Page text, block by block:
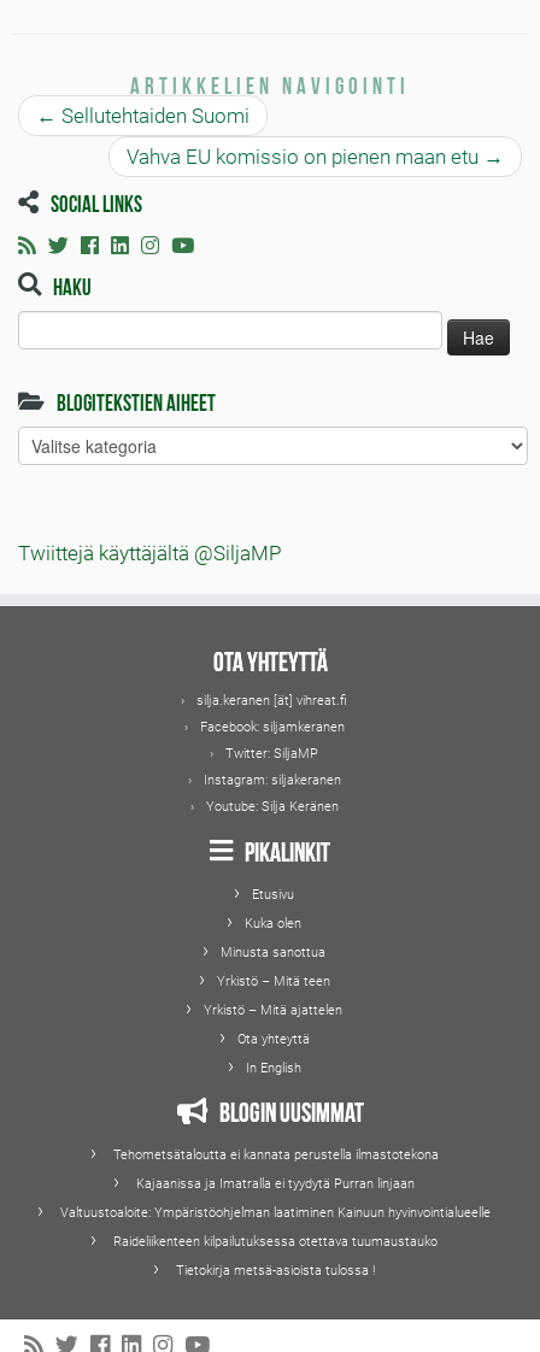
Artikkelien navigointi
← Sellutehtaiden Suomi
Vahva EU komissio on pienen maan etu →
Social links
Haku
Blogitekstien aiheet
Blogitekstien
aiheet
Twiittejä käyttäjältä @SiljaMP
Ota yhteyttä
silja.keranen [ät] vihreat.fi
Facebook: siljamkeranen
Twitter: SiljaMP
Instagram: siljakeranen
Youtube: Silja Keränen
Pikalinkit
Etusivu
Kuka olen
Minusta sanottua
Yrkistö – Mitä teen
Yrkistö – Mitä ajattelen
Ota yhteyttä
In English
Blogin uusimmat
Tehometsätaloutta ei kannata perustella ilmastotekona
Kajaanissa ja Imatralla ei tyydytä Purran linjaan
Valtuustoaloite: Ympäristöohjelman laatiminen Kainuun hyvinvointialueelle
Raideliikenteen kilpailutuksessa otettava tuumaustauko
Tietokirja metsä-asioista tulossa !